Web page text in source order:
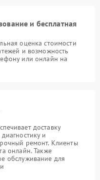
и бесплатная
оценка стоимости
и возможность
или онлайн на
доставку
и
ремонт. Клиенты
онлайн. Также
обслуживание для